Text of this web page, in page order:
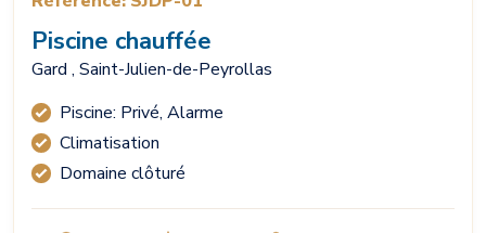
Piscine chauffée
Gard , Saint-Julien-de-Peyrollas
Piscine: Privé, Alarme
Climatisation
Domaine clôturé